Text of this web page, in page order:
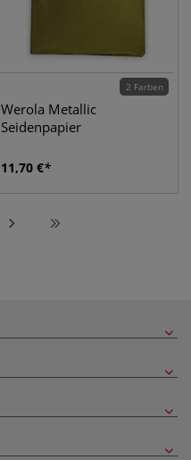
2 Farben
Werola Metallic
Seidenpapier
11,70 €